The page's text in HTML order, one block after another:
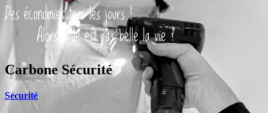
Carbone Sécurité
Sécurité